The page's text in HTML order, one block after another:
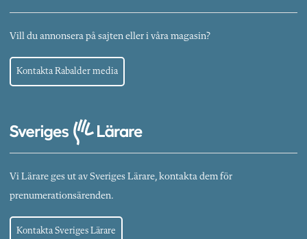
Vill du annonsera på sajten eller i våra magasin?
Kontakta Rabalder media
Vi Lärare ges ut av Sveriges Lärare, kontakta dem för
prenumerationsärenden.
Kontakta Sveriges Lärare